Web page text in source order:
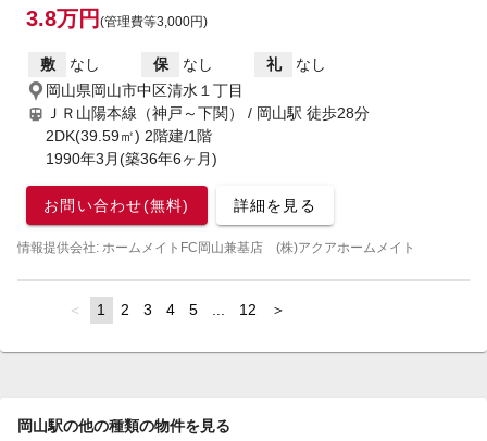
3.8万円 (管理費等3,000円)
敷 なし 保 なし 礼
なし
岡山県岡山市中区清水１丁目
ＪＲ山陽本線（神戸～下関） / 岡山駅 徒歩28分
2DK(39.59㎡) 2階建/1階
1990年3月(築36年6ヶ月)
お問い合わせ(無料) 詳細を見る
情報提供会社: ホームメイトFC岡山兼基店 (株)アクアホームメイト
page
You're
page
1 page
2 page
3 page
4 page
5 pagepage
12 page
岡山駅の他の種類の物件を見る